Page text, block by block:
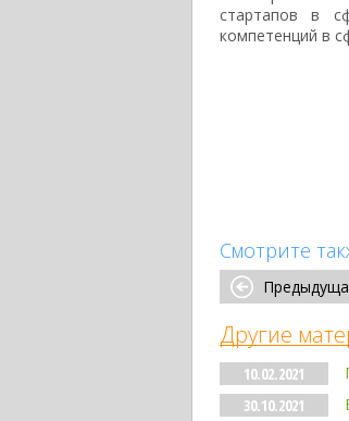
стартапов в
компетенций в
Смотрите
Другие
10.02.2021
30.10.2021